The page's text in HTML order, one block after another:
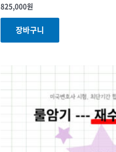
825,000원
장바구니